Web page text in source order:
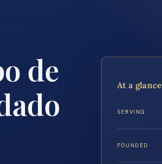
de
At a glance
SERVING
FOUNDED